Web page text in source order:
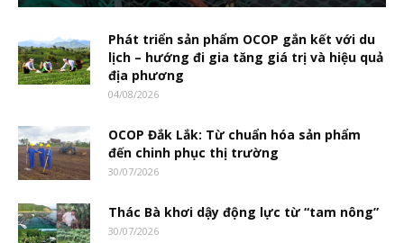
Phát triển sản phẩm OCOP gắn kết với du
lịch – hướng đi gia tăng giá trị và hiệu quả
địa phương
04/08/2026
OCOP Đắk Lắk: Từ chuẩn hóa sản phẩm
đến chinh phục thị trường
30/07/2026
Thác Bà khơi dậy động lực từ “tam nông”
30/07/2026